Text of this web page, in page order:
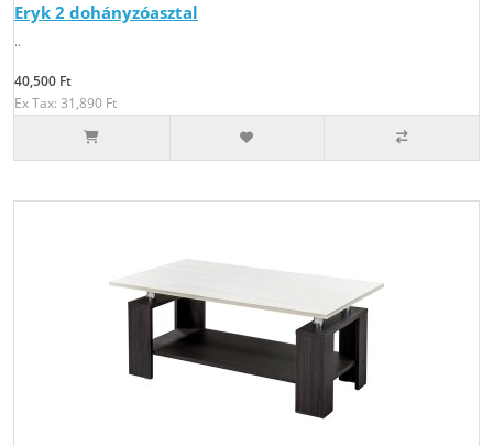
Eryk 2 dohányzóasztal
..
40,500 Ft
Ex Tax: 31,890 Ft